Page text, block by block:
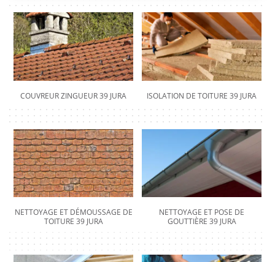
COUVREUR ZINGUEUR 39 JURA ISOLATION DE TOITURE 39 JURA
NETTOYAGE ET DÉMOUSSAGE DE
TOITURE 39 JURA
NETTOYAGE ET POSE DE
GOUTTIÈRE 39 JURA